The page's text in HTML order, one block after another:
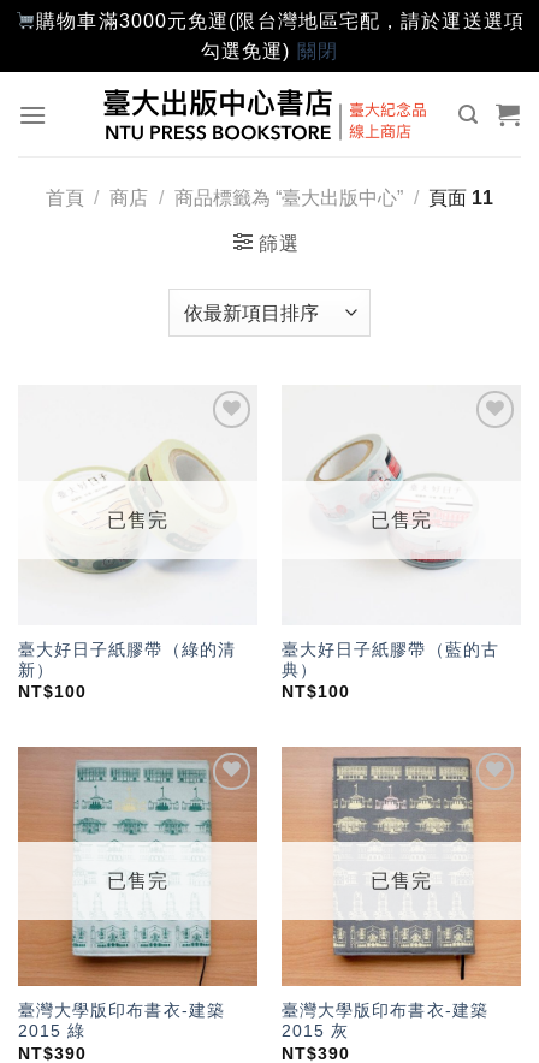
購物車滿3000元免運(限台灣地區宅配，請於運送選項
勾選免運) 關閉
首頁 / 商店 / 商品標籤為 “臺大出版中心” / 頁面 11
篩選
「願
望輕
已售完
臺大好日子紙膠帶（綠的清
新）
NT$100
已售完
臺大好日子紙膠帶（藍的古
典）
NT$100
望輕
已售完
臺灣大學版印布書衣-建築
2015 綠
NT$390
望輕
已售完
臺灣大學版印布書衣-建築
2015 灰
NT$390